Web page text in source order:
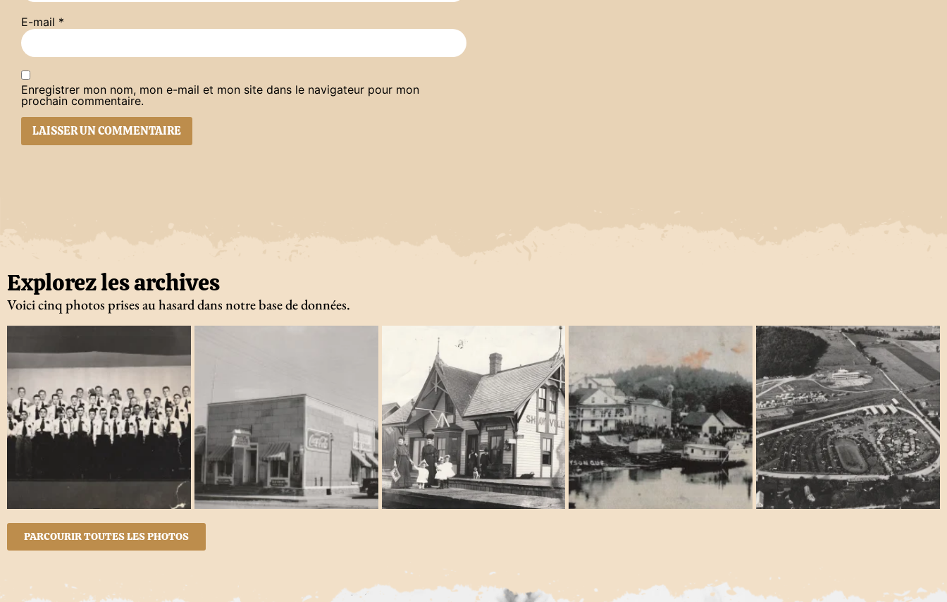
E-mail *
Enregistrer mon nom, mon e-mail et mon site dans le navigateur pour mon
prochain commentaire.
Explorez les archives
Voici cinq photos prises au hasard dans notre base de données.
PARCOURIR TOUTES LES PHOTOS